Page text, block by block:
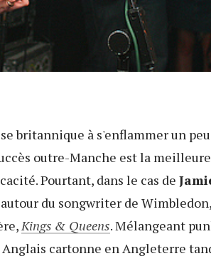
britannique à s'enflammer un
outre-Manche est la
Pourtant, dans le cas de
du songwriter de
Kings & Queens. Mélangeant
cartonne en Angleterre